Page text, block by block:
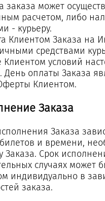
заказа может
расчетом, либо
- курьеру.
Клиентом Заказа на
средствами
Клиентом условий
День оплаты Заказа
Клиентом.
Заказа
Заказа
и времени,
Заказа. Срок
случаях может
индивидуально в
заказа.